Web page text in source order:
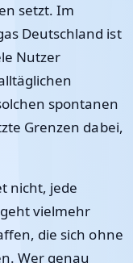
setzt. Im
Deutschland ist
Nutzer
spontanen
Grenzen dabei,
nicht, jede
vielmehr
die sich ohne
Wer genau